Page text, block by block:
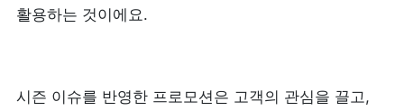
활용하는 것이에요.
시즌 이슈를 반영한 프로모션은 고객의 관심을 끌고,